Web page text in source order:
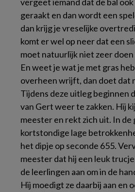
geraakt en dan wordt een
dan krijg je vreselijke
komt er wel op neer dat een
moet natuurlijk niet zeer doen
En weet je wat je met gras
overheen wrijft, dan doet dat
Tijdens deze uitleg beginnen
van Gert weer te zakken. Hij
meester en rekt zich uit. In de
kortstondige lage
het dipje op seconde 655.
meester dat hij een leuk
de leerlingen aan om in de
Hij moedigt ze daarbij aan en